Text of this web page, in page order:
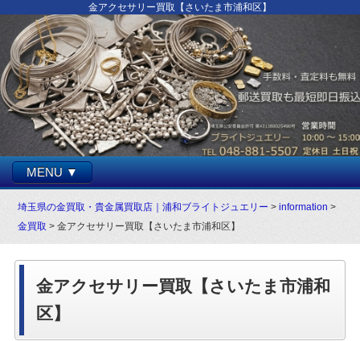
金アクセサリー買取【さいたま市浦和区】
MENU ▼
埼玉県の金買取・貴金属買取店｜浦和ブライトジュエリー >information >
金買取 > 金アクセサリー買取【さいたま市浦和区】
金アクセサリー買取【さいたま市浦和
区】